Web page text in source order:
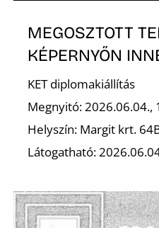
MEGOSZTOTT
KÉPERNYŐN
KET diplomakiállítás
Megnyitó: 2026.06.04.,
Helyszín: Margit krt.
Látogatható: